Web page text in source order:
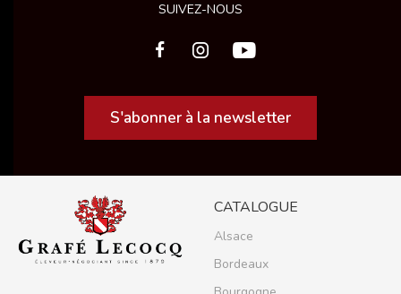
SUIVEZ-NOUS
S'abonner à la newsletter
CATALOGUE
Alsace
Bordeaux